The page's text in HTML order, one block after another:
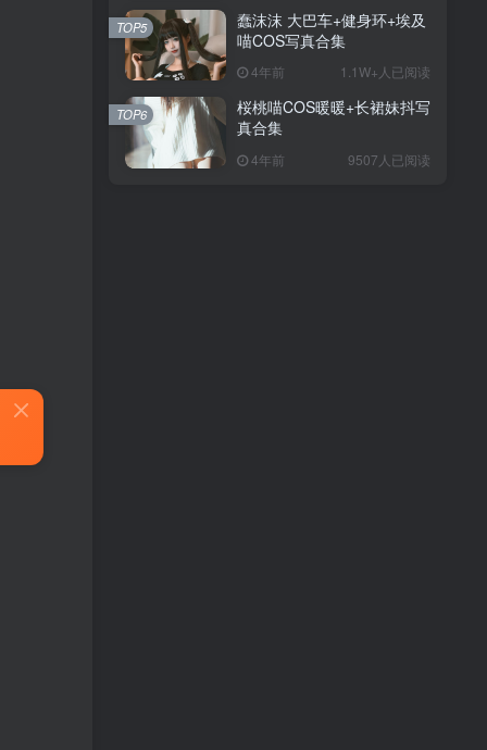
蠢沫沫 大巴车+健身环+埃及
喵COS写真合集
4年前 1.1W+人已阅读
TOP5
桜桃喵COS暖暖+长裙妹抖写
真合集
4年前 9507人已阅读
TOP6